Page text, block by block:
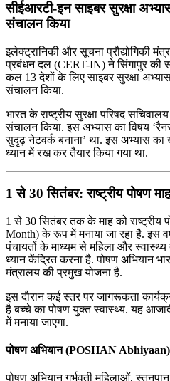
सीईआरटी-इन साइबर सुरक्षा
संचालन किया
इलेक्ट्रानिकी और सूचना प्रौद्योगिकी
प्रबंधन दल (CERT-IN) ने सिंगापुर की
कल 13 देशों के लिए साइबर सुरक्षा
संचालन किया.
भारत के राष्ट्रीय सुरक्षा परिषद
संचालन किया. इस अभ्यास का विषय
सुदृढ़ नेटवर्क बनाना’ था. इस अभ्यास
ध्‍यान में रख कर तैयार किया गया था.
1 से 30 सितंबर: राष्ट्रीय पोषण माह
1 से 30 सितंबर तक के माह को राष्ट्रीय
Month) के रूप में मनाया जा रहा है. इस
पंचायतों के माध्यम से महिला और
ध्यान केंद्रित करना है. पोषण अभियान
मंत्रालय की प्रमुख योजना है.
इस दौरान कई स्तर पर जागरूकता
है बच्चे का पोषण युक्त स्वास्थ्य. यह
में मनाया जाएगा.
पोषण अभियान (POSHAN Abhiyaan)
पोषण अभियान गर्भवती महिलाओं,